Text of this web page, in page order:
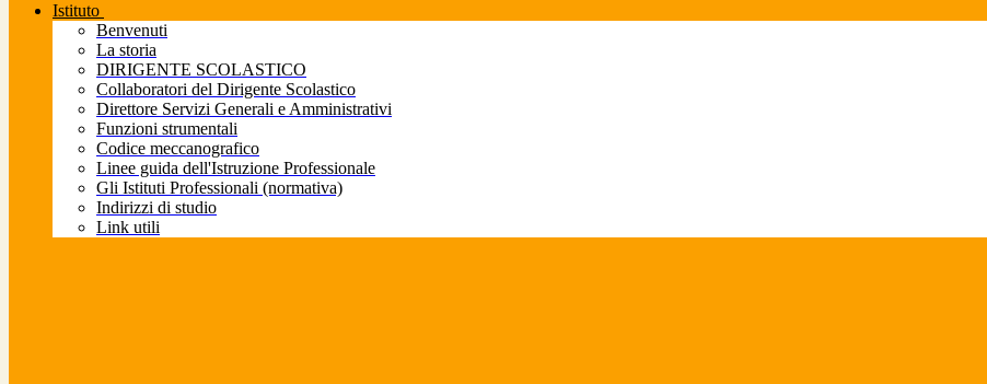
Istituto
Benvenuti
La storia
DIRIGENTE SCOLASTICO
Collaboratori del Dirigente Scolastico
Direttore Servizi Generali e Amministrativi
Funzioni strumentali
Codice meccanografico
Linee guida dell'Istruzione Professionale
Gli Istituti Professionali (normativa)
Indirizzi di studio
Link utili